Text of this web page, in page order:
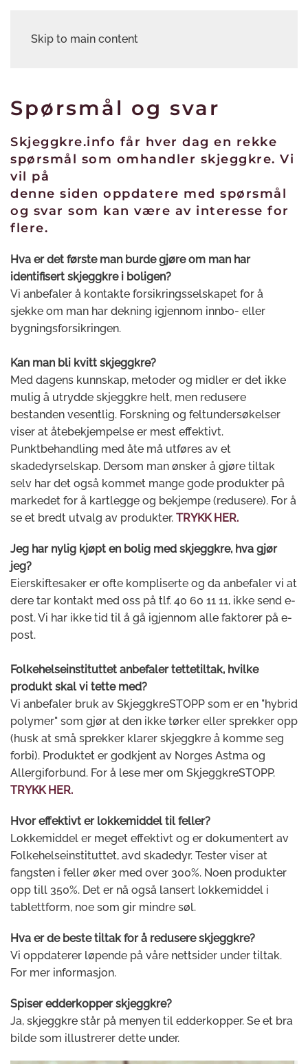
Skip to main content
Spørsmål og svar
Skjeggkre.info får hver dag en rekke
spørsmål som omhandler skjeggkre. Vi
vil på
denne siden oppdatere med spørsmål
og svar som kan være av interesse for
flere.
Hva er det første man burde gjøre om man har
identifisert skjeggkre i boligen?
Vi anbefaler å kontakte forsikringsselskapet for å
sjekke om man har dekning igjennom innbo- eller
bygningsforsikringen.
Kan man bli kvitt skjeggkre?
Med dagens kunnskap, metoder og midler er det ikke
mulig å utrydde skjeggkre helt, men redusere
bestanden vesentlig. Forskning og feltundersøkelser
viser at åtebekjempelse er mest effektivt.
Punktbehandling med åte må utføres av et
skadedyrselskap. Dersom man ønsker å gjøre tiltak
selv har det også kommet mange gode produkter på
markedet for å kartlegge og bekjempe (redusere). For å
se et bredt utvalg av produkter. TRYKK HER.
Jeg har nylig kjøpt en bolig med skjeggkre, hva gjør
jeg?
Eierskiftesaker er ofte kompliserte og da anbefaler vi at
dere tar kontakt med oss på tlf. 40 60 11 11, ikke send e-
post. Vi har ikke tid til å gå igjennom alle faktorer på e-
post.
Folkehelseinstituttet anbefaler tettetiltak, hvilke
produkt skal vi tette med?
Vi anbefaler bruk av SkjeggkreSTOPP som er en "hybrid
polymer" som gjør at den ikke tørker eller sprekker opp
(husk at små sprekker klarer skjeggkre å komme seg
forbi). Produktet er godkjent av Norges Astma og
Allergiforbund. For å lese mer om SkjeggkreSTOPP.
TRYKK HER.
Hvor effektivt er lokkemiddel til feller?
Lokkemiddel er meget effektivt og er dokumentert av
Folkehelseinstituttet, avd skadedyr. Tester viser at
fangsten i feller øker med over 300%. Noen produkter
opp till 350%. Det er nå også lansert lokkemiddel i
tablettform, noe som gir mindre søl.
Hva er de beste tiltak for å redusere skjeggkre?
Vi oppdaterer løpende på våre nettsider under tiltak.
For mer informasjon.
Spiser edderkopper skjeggkre?
Ja, skjeggkre står på menyen til edderkopper. Se et bra
bilde som illustrerer dette under.